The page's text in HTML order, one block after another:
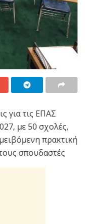
για τις ΕΠΑΣ
με 50 σχολές,
πρακτική
σπουδαστές